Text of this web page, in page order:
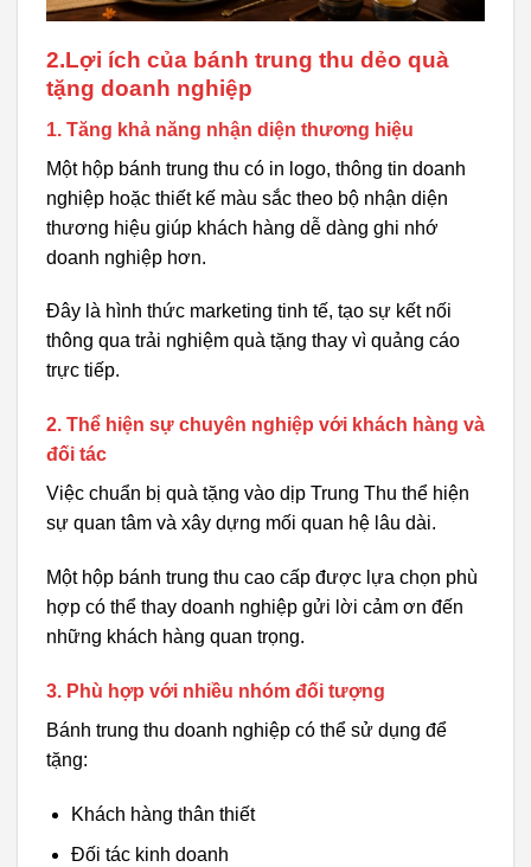
2.Lợi ích của bánh trung thu dẻo quà
tặng doanh nghiệp
1. Tăng khả năng nhận diện thương hiệu
Một hộp bánh trung thu có in logo, thông tin doanh
nghiệp hoặc thiết kế màu sắc theo bộ nhận diện
thương hiệu giúp khách hàng dễ dàng ghi nhớ
doanh nghiệp hơn.
Đây là hình thức marketing tinh tế, tạo sự kết nối
thông qua trải nghiệm quà tặng thay vì quảng cáo
trực tiếp.
2. Thể hiện sự chuyên nghiệp với khách hàng và
đối tác
Việc chuẩn bị quà tặng vào dịp Trung Thu thể hiện
sự quan tâm và xây dựng mối quan hệ lâu dài.
Một hộp bánh trung thu cao cấp được lựa chọn phù
hợp có thể thay doanh nghiệp gửi lời cảm ơn đến
những khách hàng quan trọng.
3. Phù hợp với nhiều nhóm đối tượng
Bánh trung thu doanh nghiệp có thể sử dụng để
tặng:
Khách hàng thân thiết
Đối tác kinh doanh